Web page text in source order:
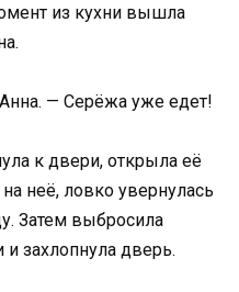
из кухни вышла
— Серёжа уже едет!
к двери, открыла её
неё, ловко увернулась
Затем выбросила
и захлопнула дверь.